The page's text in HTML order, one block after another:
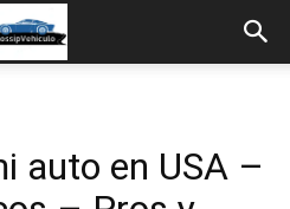
auto en USA –